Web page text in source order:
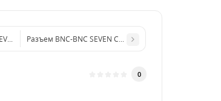
С-751
Разъем BNC-BNC SEVEN С-758
0